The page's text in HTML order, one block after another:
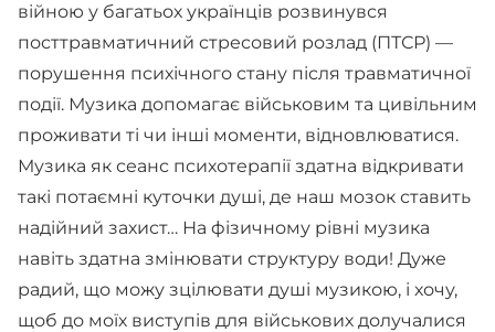
війною у багатьох українців розвинувся
посттравматичний стресовий розлад (ПТСР) —
порушення психічного стану після травматичної
події. Музика допомагає військовим та цивільним
проживати ті чи інші моменти, відновлюватися.
Музика як сеанс психотерапії здатна відкривати
такі потаємні куточки душі, де наш мозок ставить
надійний захист… На фізичному рівні музика
навіть здатна змінювати структуру води! Дуже
радий, що можу зцілювати душі музикою, і хочу,
щоб до моїх виступів для військових долучалися